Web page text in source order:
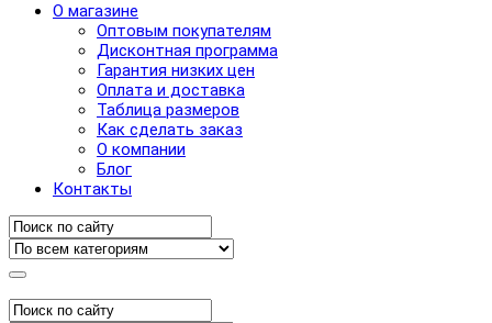
О магазине
Оптовым покупателям
Дисконтная программа
Гарантия низких цен
Оплата и доставка
Таблица размеров
Как сделать заказ
О компании
Блог
Контакты